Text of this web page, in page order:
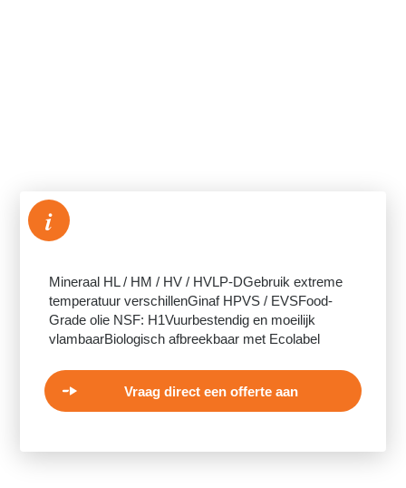
i
Mineraal HL / HM / HV / HVLP-DGebruik extreme
temperatuur verschillenGinaf HPVS / EVSFood-
Grade olie NSF: H1Vuurbestendig en moeilijk
vlambaarBiologisch afbreekbaar met Ecolabel
Vraag direct een offerte aan